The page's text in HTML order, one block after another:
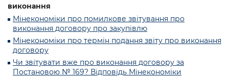
виконання
Мінекономіки про помилкове звітування про
виконання договору про закупівлю
Мінекономіки про термін подання звіту про виконання
договору
Чи звітувати вже про виконання договору за
Постановою № 169? Відповідь Мінекономіки